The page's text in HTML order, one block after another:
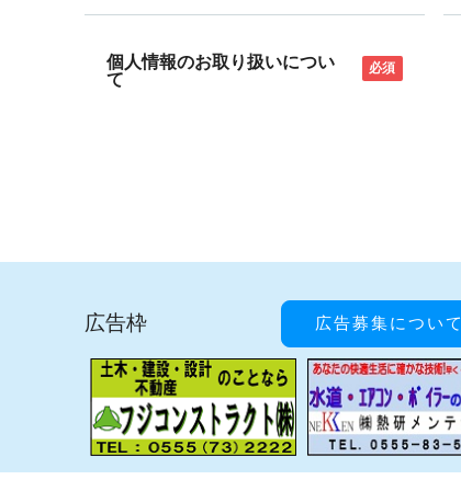
個人情報のお取り扱いについ
て
必須
広告枠 広告募集について